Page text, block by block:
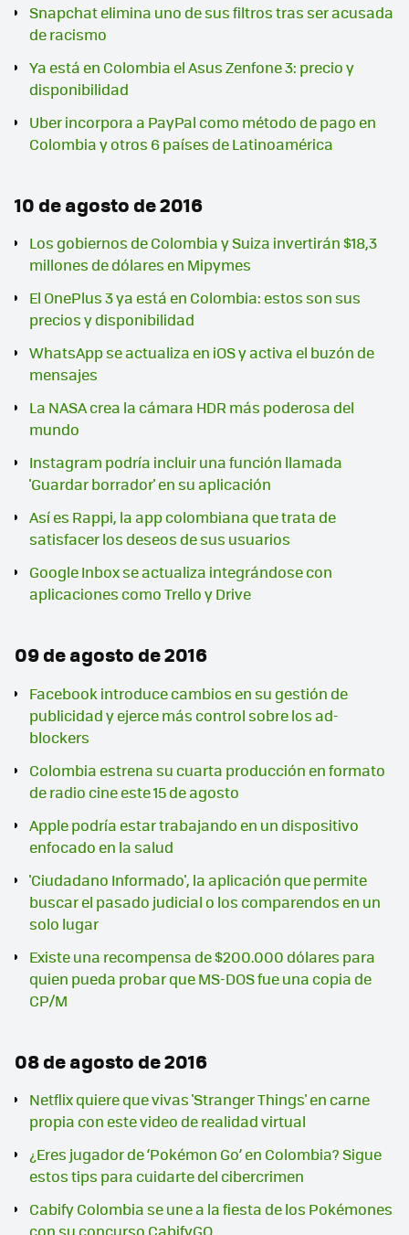
Snapchat elimina uno de sus filtros tras ser acusada
de racismo
Ya está en Colombia el Asus Zenfone 3: precio y
disponibilidad
Uber incorpora a PayPal como método de pago en
Colombia y otros 6 países de Latinoamérica
10 de agosto de 2016
Los gobiernos de Colombia y Suiza invertirán $18,3
millones de dólares en Mipymes
El OnePlus 3 ya está en Colombia: estos son sus
precios y disponibilidad
WhatsApp se actualiza en iOS y activa el buzón de
mensajes
La NASA crea la cámara HDR más poderosa del
mundo
Instagram podría incluir una función llamada
'Guardar borrador' en su aplicación
Así es Rappi, la app colombiana que trata de
satisfacer los deseos de sus usuarios
Google Inbox se actualiza integrándose con
aplicaciones como Trello y Drive
09 de agosto de 2016
Facebook introduce cambios en su gestión de
publicidad y ejerce más control sobre los ad-
blockers
Colombia estrena su cuarta producción en formato
de radio cine este 15 de agosto
Apple podría estar trabajando en un dispositivo
enfocado en la salud
'Ciudadano Informado', la aplicación que permite
buscar el pasado judicial o los comparendos en un
solo lugar
Existe una recompensa de $200.000 dólares para
quien pueda probar que MS-DOS fue una copia de
CP/M
08 de agosto de 2016
Netflix quiere que vivas 'Stranger Things' en carne
propia con este video de realidad virtual
¿Eres jugador de ‘Pokémon Go’ en Colombia? Sigue
estos tips para cuidarte del cibercrimen
Cabify Colombia se une a la fiesta de los Pokémones